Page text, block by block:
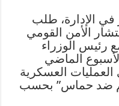
الإدارة، طلب
الأمن القومي
رئيس الوزراء
الماضي
العسكرية
ضد حماس” بحسب